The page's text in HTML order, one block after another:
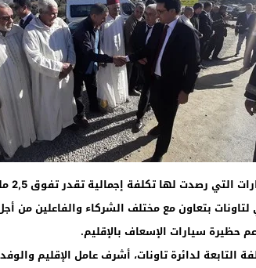
بتعاون مع مختلف الشركاء والفاعلين من
حظيرة سيارات الإسعاف بالإقليم.
التابعة لدائرة تاونات، أشرف عامل الإقليم